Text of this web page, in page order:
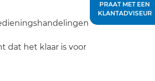
dat het klaar is voor
PRAAT MET EEN
KLANTADVISEUR